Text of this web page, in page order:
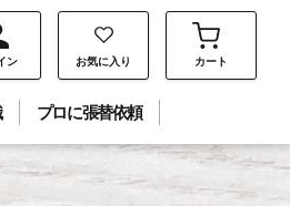
ン お気に入り カート
プロに張替依頼